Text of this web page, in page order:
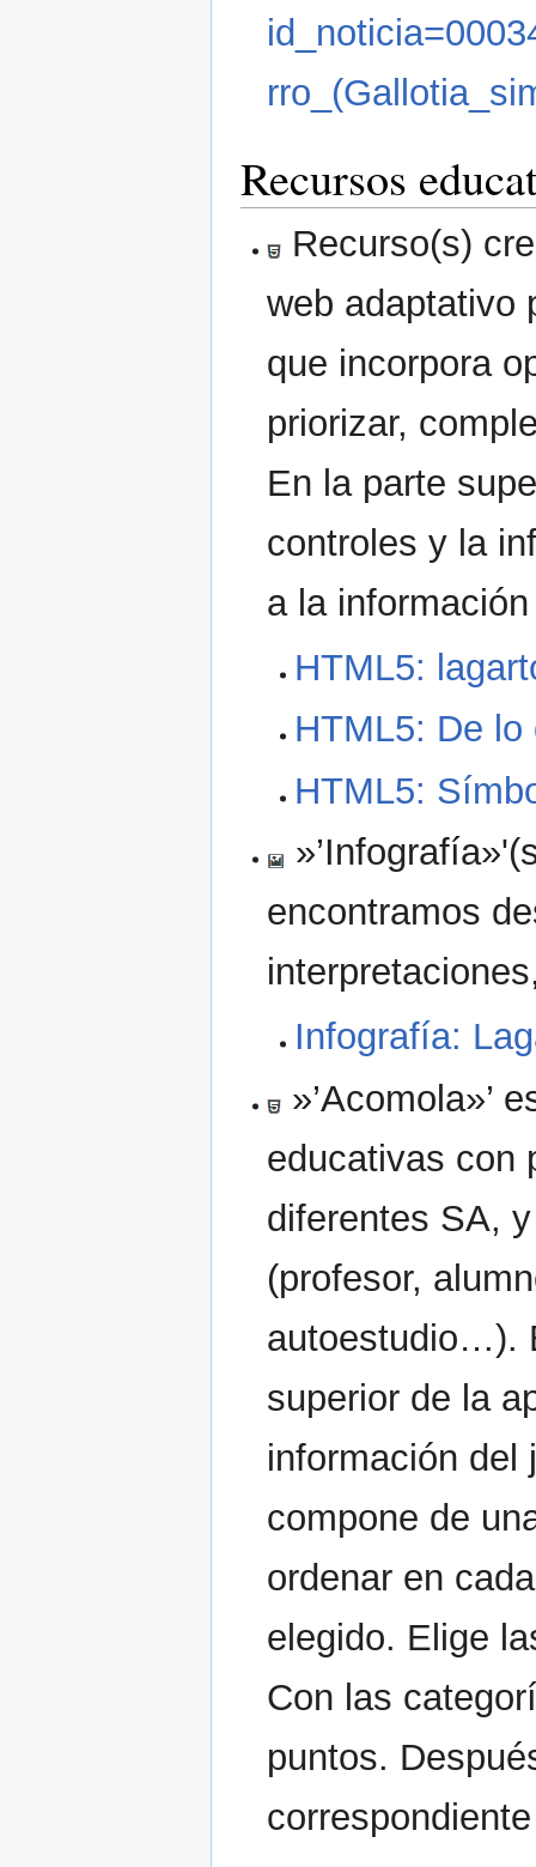
Recursos
Recurso(s)
web adaptativo
que incorpora
priorizar,
En la parte
controles y la
a la
HTML5:
HTML5: De
HTML5:
encontramos
Infografía:
»’Acomola»’
educativas con
diferentes SA,
(profesor,
autoestudio…).
superior de la
información del
compone de
ordenar en
elegido. Elige
Con las
puntos.